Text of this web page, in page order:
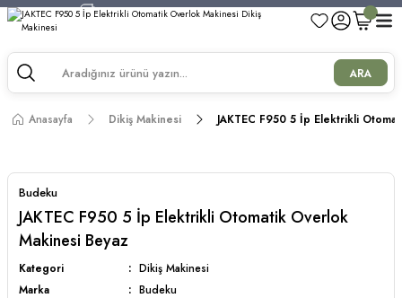
750 TL ve Üzeri Alışverişlerde Kargo Bedava!
750 TL ve Üzeri Alışverişlerde Kargo Bedava!
750 TL ve Üzeri Alışverişlerde Kargo Bedava!
ARA
Anasayfa Dikiş Makinesi JAKTEC F950 5 İp Elektrikli
Budeku
JAKTEC F950 5 İp Elektrikli Otomatik Overlok
Makinesi Beyaz
Kategori
Dikiş Makinesi
Marka
Budeku